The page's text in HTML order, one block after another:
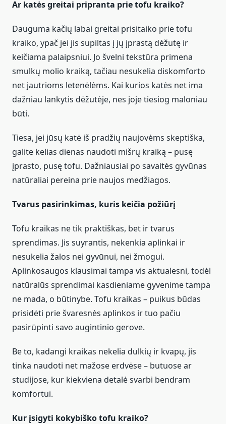
Ar katės greitai pripranta prie tofu kraiko?
Dauguma kačių labai greitai prisitaiko prie tofu
kraiko, ypač jei jis supiltas į jų įprastą dėžutę ir
keičiama palaipsniui. Jo švelni tekstūra primena
smulkų molio kraiką, tačiau nesukelia diskomforto
net jautrioms letenėlėms. Kai kurios katės net ima
dažniau lankytis dėžutėje, nes joje tiesiog maloniau
būti.
Tiesa, jei jūsų katė iš pradžių naujovėms skeptiška,
galite kelias dienas naudoti mišrų kraiką – pusę
įprasto, pusę tofu. Dažniausiai po savaitės gyvūnas
natūraliai pereina prie naujos medžiagos.
Tvarus pasirinkimas, kuris keičia požiūrį
Tofu kraikas ne tik praktiškas, bet ir tvarus
sprendimas. Jis suyrantis, nekenkia aplinkai ir
nesukelia žalos nei gyvūnui, nei žmogui.
Aplinkosaugos klausimai tampa vis aktualesni, todėl
natūralūs sprendimai kasdieniame gyvenime tampa
ne mada, o būtinybe. Tofu kraikas – puikus būdas
prisidėti prie švaresnės aplinkos ir tuo pačiu
pasirūpinti savo augintinio gerove.
Be to, kadangi kraikas nekelia dulkių ir kvapų, jis
tinka naudoti net mažose erdvėse – butuose ar
studijose, kur kiekviena detalė svarbi bendram
komfortui.
Kur įsigyti kokybiško tofu kraiko?